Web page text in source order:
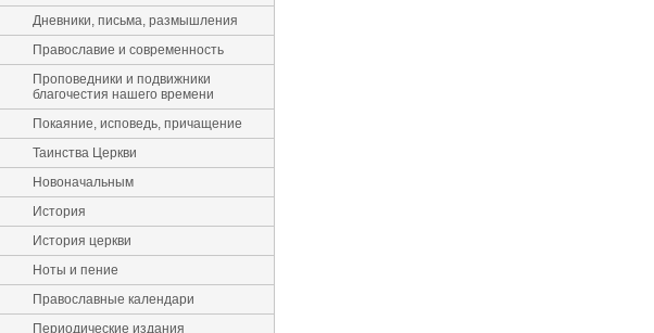
Дневники, письма, размышления
Православие и современность
Проповедники и подвижники
благочестия нашего времени
Покаяние, исповедь, причащение
Таинства Церкви
Новоначальным
История
История церкви
Ноты и пение
Православные календари
Периодические издания